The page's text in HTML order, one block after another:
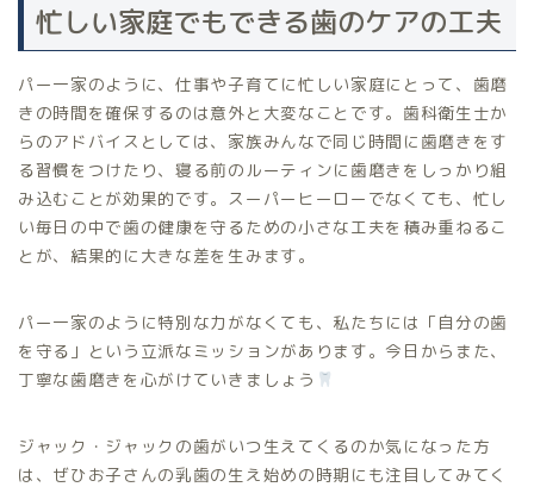
忙しい家庭でもできる歯のケアの工夫
パー一家のように、仕事や子育てに忙しい家庭にとって、歯磨
きの時間を確保するのは意外と大変なことです。歯科衛生士か
らのアドバイスとしては、家族みんなで同じ時間に歯磨きをす
る習慣をつけたり、寝る前のルーティンに歯磨きをしっかり組
み込むことが効果的です。スーパーヒーローでなくても、忙し
い毎日の中で歯の健康を守るための小さな工夫を積み重ねるこ
とが、結果的に大きな差を生みます。
パー一家のように特別な力がなくても、私たちには「自分の歯
を守る」という立派なミッションがあります。今日からまた、
丁寧な歯磨きを心がけていきましょう
ジャック・ジャックの歯がいつ生えてくるのか気になった方
は、ぜひお子さんの乳歯の生え始めの時期にも注目してみてく